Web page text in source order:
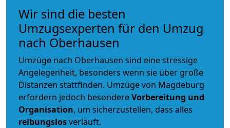
Wir sind die besten
Umzugsexperten für den Umzug
nach Oberhausen
Umzüge nach Oberhausen sind eine stressige
Angelegenheit, besonders wenn sie über große
Distanzen stattfinden. Umzüge von Magdeburg
erfordern jedoch besondereVorbereitung und
Organisation, um sicherzustellen, dass alles
reibungslosverläuft.